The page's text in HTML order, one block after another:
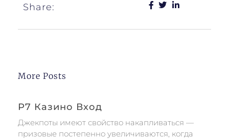
Share:
More Posts
Р7 Казино Вход
Джекпоты имеют свойство накапливаться —
призовые постепенно увеличиваются, когда